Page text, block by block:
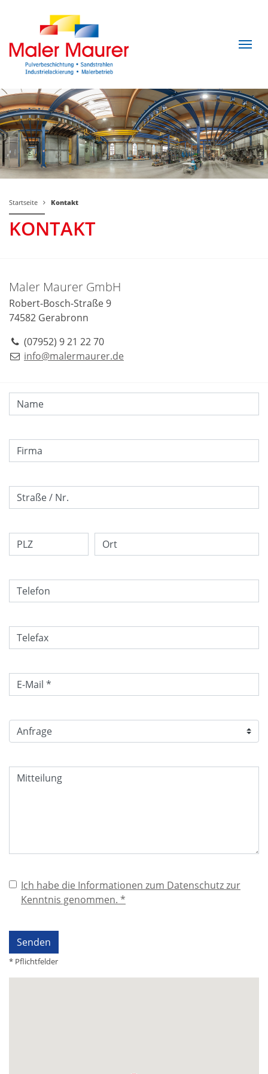
Startseite Kontakt
KONTAKT
Maler Maurer GmbH
Robert-Bosch-Straße 9
74582 Gerabronn
(07952) 9 21 22 70
info@malermaurer.de
Ich habe die Informationen zum Datenschutz zur
Kenntnis genommen. *
* Pflichtfelder